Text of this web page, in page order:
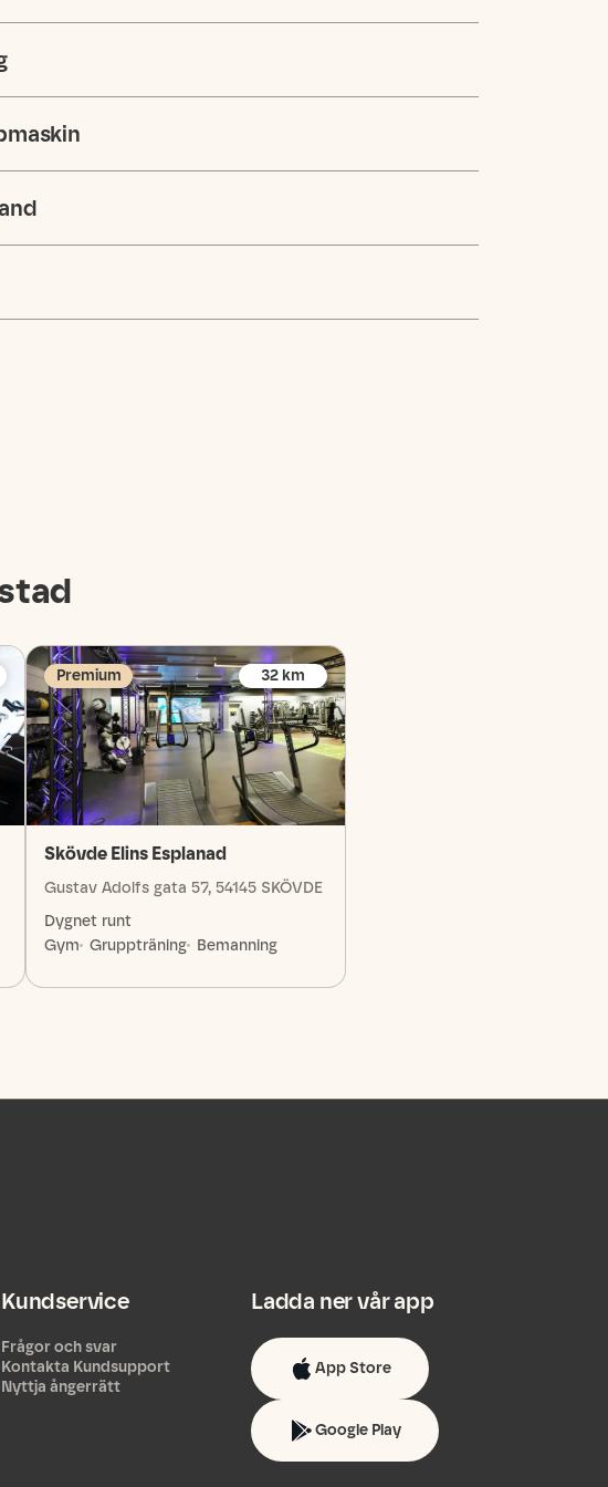
Premium 32 km
Skövde Elins Esplanad
Gustav Adolfs gata 57, 54145 SKÖVDE
Dygnet runt
Gym Gruppträning Bemanning
Kundservice
Frågor och svar
Kontakta Kundsupport
Nyttja ångerrätt
Ladda ner vår app
App Store
Google Play